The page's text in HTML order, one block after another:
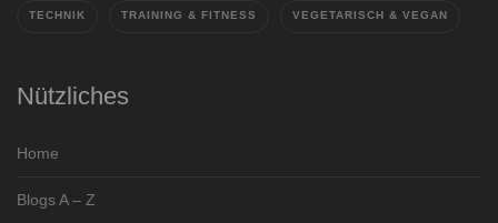
TECHNIK TRAINING & FITNESS VEGETARISCH & VEGAN
Nützliches
Home
Blogs A – Z